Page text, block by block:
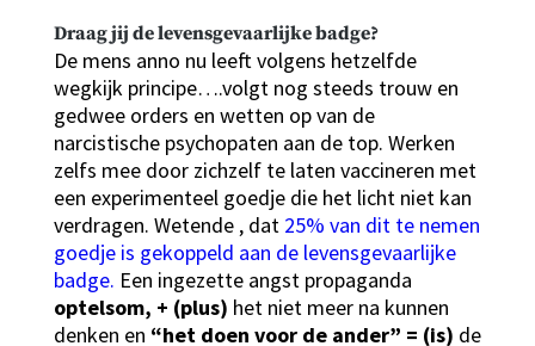
Draag jij de levensgevaarlijke badge?
De mens anno nu leeft volgens hetzelfde
wegkijk principe….volgt nog steeds trouw en
gedwee orders en wetten op van de
narcistische psychopaten aan de top. Werken
zelfs mee door zichzelf te laten vaccineren met
een experimenteel goedje die het licht niet kan
verdragen. Wetende , dat 25% van dit te nemen
goedje is gekoppeld aan de levensgevaarlijke
badge. Een ingezette angst propaganda
optelsom, + (plus) het niet meer na kunnen
denken en “het doen voor de ander” = (is) de